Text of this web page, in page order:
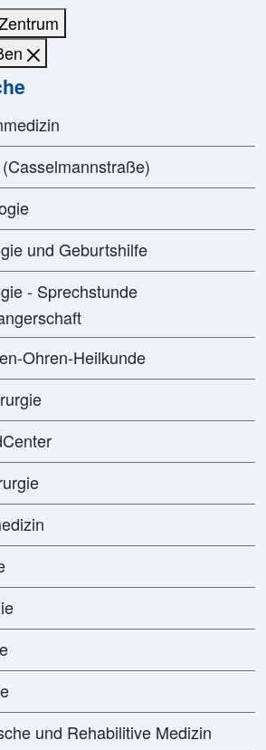
und Geburtshilfe
- Sprechstunde
Ohren-Heilkunde
und Rehabilitive Medizin